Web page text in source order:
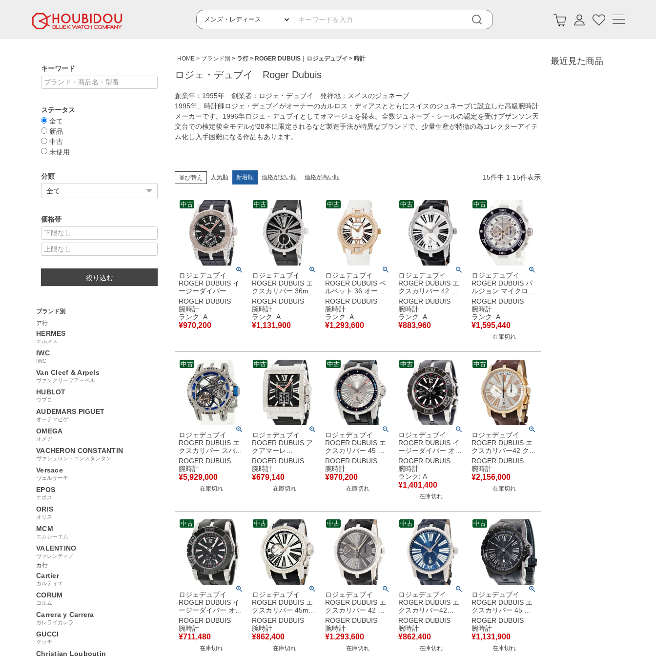
キーワード
ステータス
全て
新品
中古
未使用
分類
価格帯
絞り込む
ブランド別
ア行
HERMES
エルメス
IWC
IWC
Van Cleef & Arpels
ヴァンクリーフアーペル
HUBLOT
ウブロ
AUDEMARS PIGUET
オーデマピゲ
OMEGA
オメガ
VACHERON CONSTANTIN
ヴァシュロン・コンスタンタン
Versace
ヴェルサーチ
EPOS
エポス
ORIS
オリス
MCM
エムシーエム
VALENTINO
ヴァレンティノ
カ行
Cartier
カルティエ
CORUM
コルム
Carrera y Carrera
カレライカレラ
GUCCI
グッチ
Christian Louboutin
HOME ブランド別 ラ行 ROGER DUBUIS｜ロジェデュブイ 時計
ロジェ・デュブイ Roger Dubuis
創業年：1995年 創業者：ロジェ・デュブイ 発祥地：スイスのジュネーブ
1995年、時計師ロジェ・デュブイがオーナーのカルロス・ディアスとともにスイスのジュネーブに設立した高級腕時計
メーカーです。1996年ロジェ・デュブイとしてオマージュを発表。全数ジュネーブ・シールの認定を受けブザンソン天
文台での検定後全モデルが28本に限定されるなど製造手法が特異なブランドで、少量生産が特徴の為コレクターアイテ
ム化し入手困難になる作品もあります。
並び替え 人気順 新着順 価格が安い順 価格が高い順 15件中 1-15件表示
ロジェデュブイ
ROGER DUBUIS イ
ージーダイバー
SE40 14 9/0 K9.53R
OH済 K18WG×SS×
カーボン スモールセ
コンド メンズ 腕時計
自動巻き ブラック
ROGER DUBUIS
腕時計
ランク: A
¥970,200
中古
ロジェデュブイ
ROGER DUBUIS エ
クスカリバー 36mm
DBEX0278 純正ダイ
ヤ ブラック スモール
セコンド メンズ レデ
ィース 腕時計自動巻
き ブラック 【中古】
ROGER DUBUIS
腕時計
ランク: A
¥1,131,900
中古
ロジェデュブイ
ROGER DUBUIS ベ
ルベット 36 オート
マティック
DBVE0069 K18PG無
垢 純正ダイヤ ローマ
ン 白 メンズ 腕時計
自動巻き ホワイト
ROGER DUBUIS
腕時計
ランク: A
¥1,293,600
中古
ロジェデュブイ
ROGER DUBUIS エ
クスカリバー 42 オ
ートマティック
DBEX0536 ローマン
スモールセコンド メ
ンズ 腕時計自動巻き
シルバー 【中古】中
ROGER DUBUIS
腕時計
ランク: A
¥883,960
中古
ロジェデュブイ
ROGER DUBUIS パ
ルジョン マイクロロ
ーター クロノグラフ
DBPU0004 OH済 ス
モールセコンド メン
ズ 腕時計自動巻き シ
ルバー 【中古】中古
ROGER DUBUIS
腕時計
ランク: A
¥1,595,440
在庫切れ
中古
ロジェデュブイ
ROGER DUBUIS エ
クスカリバー スパイ
ダー フライング トゥ
ールビヨン
RDDBEX0546 スケ
ルトン 限定 メンズ
腕時計手巻き グレー
ROGER DUBUIS
腕時計
¥5,929,000
在庫切れ
中古
ロジェデュブイ
ROGER DUBUIS ア
クアマーレ
GA41.14.9 ブラック
スモールセコンド ス
クエア 限定 メンズ
腕時計自動巻き ブラ
ック 【中古】
ROGER DUBUIS
腕時計
¥679,140
在庫切れ
中古
ロジェデュブイ
ROGER DUBUIS エ
クスカリバー 45 エ
ッセンシャル ジャパ
ンリミテッド
DBEX0724 デイト 限
定 メンズ 腕時計自動
巻き シルバー 【中
ROGER DUBUIS
腕時計
¥970,200
在庫切れ
中古
ロジェデュブイ
ROGER DUBUIS イ
ージーダイバー オー
トマティック クロノ
グラフ
RDDBSE0282 黒 限
定 ラウンド メンズ
腕時計自動巻き ブラ
ック 【中古】中古美
ROGER DUBUIS
腕時計
ランク: A
¥1,401,400
在庫切れ
中古
ロジェデュブイ
ROGER DUBUIS エ
クスカリバー42 クロ
ノグラフ DBEX0390
K18RG無垢 ラウンド
ローマン デイト メン
ズ 腕時計自動巻き シ
ルバー 【中古】
ROGER DUBUIS
腕時計
¥2,156,000
在庫切れ
中古
ロジェデュブイ
ROGER DUBUIS イ
ージーダイバー オー
トマティック
DBSE0280 ブラック
黒 スモールセコンド
限定 メンズ 腕時計自
動巻き ブラック 【中
ROGER DUBUIS
腕時計
¥711,480
在庫切れ
中古
ロジェデュブイ
ROGER DUBUIS エ
クスカリバー 45mm
EX45-77-90-
00/01R00/B ホワイ
ト ローマン スモセコ
限定 メンズ 腕時計自
動巻き ホワイト 【中
ROGER DUBUIS
腕時計
¥862,400
在庫切れ
中古
ロジェデュブイ
ROGER DUBUIS エ
クスカリバー 42 ク
ロノグラフ
DBEX0387 グレー デ
イト スモールセコン
ド メンズ 腕時計自動
巻き グレー 【中古】
ROGER DUBUIS
腕時計
¥1,293,600
在庫切れ
中古
ロジェデュブイ
ROGER DUBUIS エ
クスカリバー42
DBEX0535 スモセコ
デイト 青 ブルー ロ
ーマン シースルーバ
ック メンズ 腕時計自
動巻き ブルー 【中
ROGER DUBUIS
腕時計
¥862,400
在庫切れ
中古
ロジェデュブイ
ROGER DUBUIS エ
クスカリバー 45 オ
ートマティック ヨシ
ダスペシャル
DBEX0713 黒 限定
15本 メンズ 腕時計
自動巻き ブラック
ROGER DUBUIS
腕時計
¥1,131,900
在庫切れ
中古
最近見た商品